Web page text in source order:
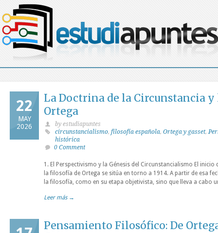
22
MAY
2026
La Doctrina de la Circunstancia
Ortega
by estudiapuntes
circunstancialismo, filosofía española, Ortega y gasset,
histórica
0 Comment
1. El Perspectivismo y la Génesis del Circunstancialismo El
la filosofía de Ortega se sitúa en torno a 1914. A partir de esa
la filosofía, como en su etapa objetivista, sino que lleva a cabo
Leer más →
Pensamiento Filosófico: De